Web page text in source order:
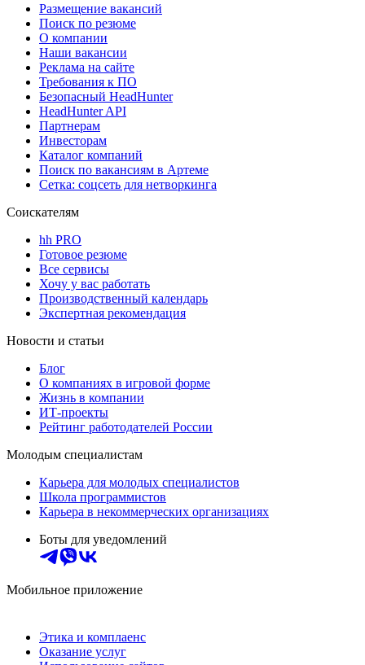
Размещение вакансий
Поиск по резюме
О компании
Наши вакансии
Реклама на сайте
Требования к ПО
Безопасный HeadHunter
HeadHunter API
Партнерам
Инвесторам
Каталог компаний
Поиск по вакансиям в Артеме
Сетка: соцсеть для нетворкинга
Соискателям
hh PRO
Готовое резюме
Все сервисы
Хочу у вас работать
Производственный календарь
Экспертная рекомендация
Новости и статьи
Блог
О компаниях в игровой форме
Жизнь в компании
ИТ-проекты
Рейтинг работодателей России
Молодым специалистам
Карьера для молодых специалистов
Школа программистов
Карьера в некоммерческих организациях
Боты для уведомлений
Мобильное приложение
Этика и комплаенс
Оказание услуг